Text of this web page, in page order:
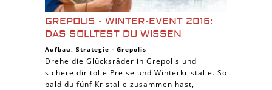
GREPOLIS - WINTER-EVENT 2016:
DAS SOLLTEST DU WISSEN
Aufbau, Strategie - Grepolis
Drehe die Glücksräder in Grepolis und
sichere dir tolle Preise und Winterkristalle. So
bald du fünf Kristalle zusammen hast,